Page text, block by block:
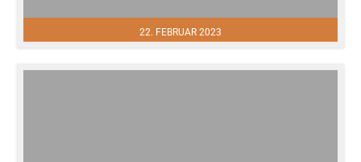
22. FEBRUAR 2023